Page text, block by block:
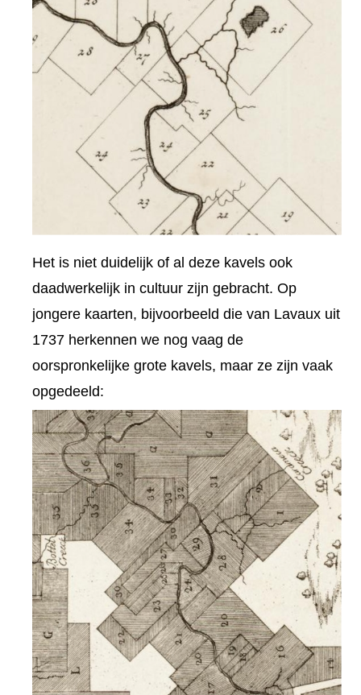
Het is niet duidelijk of al deze kavels ook
daadwerkelijk in cultuur zijn gebracht. Op
jongere kaarten, bijvoorbeeld die van Lavaux uit
1737 herkennen we nog vaag de
oorspronkelijke grote kavels, maar ze zijn vaak
opgedeeld: